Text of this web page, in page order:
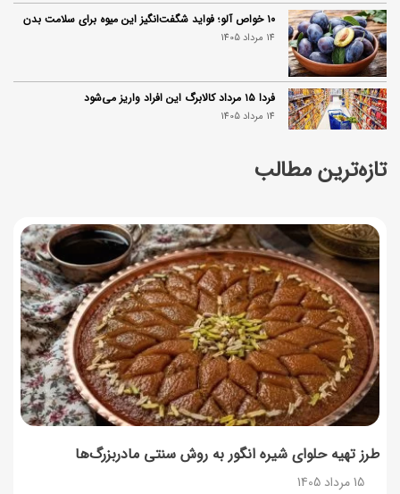
تازه‌ترین مطالب
طرز تهیه حلوای شیره انگور به روش سنتی مادربزرگ‌ها
15 مرداد 1405
۱۰ خواص آلو؛ فواید شگفت‌انگیز این میوه برای سلامت بدن
14 مرداد 1405
فردا ۱۵ مرداد کالابرگ این افراد واریز می‌شود
14 مرداد 1405
زمان شارژ کالابرگ تغییر کرد؛ جزئیات برنامه جدید واریز اعتبار
توصیه‌های مهم برای دفع انواع حشرات در خانه
14 مرداد 1405
طرز تهیه آلبالو شور خانگی؛ خوش‌رنگ و بدون کپک
14 مرداد 1405
طرز تهیه پنکیک با شیره انگور؛ صبحانه‌ای سالم و انرژی‌بخش
14 مرداد 1405